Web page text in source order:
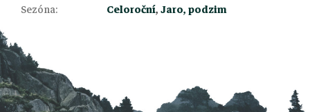
Sezóna: Celoroční,Jaro, podzim
á
p
a